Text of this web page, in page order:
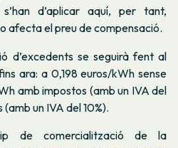
d’aplicar aquí, per tant,
afecta el preu de compensació.
d’excedents se seguirà fent al
ara: a 0,198 euros/kWh sense
amb impostos (amb un IVA del
un IVA del 10%).
de comercialització de la